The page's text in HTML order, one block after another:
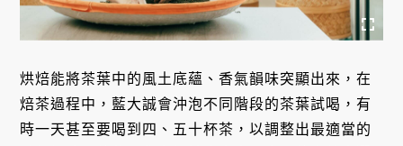
烘焙能將茶葉中的風土底蘊、香氣韻味突顯出來，在
焙茶過程中，藍大誠會沖泡不同階段的茶葉試喝，有
時一天甚至要喝到四、五十杯茶，以調整出最適當的